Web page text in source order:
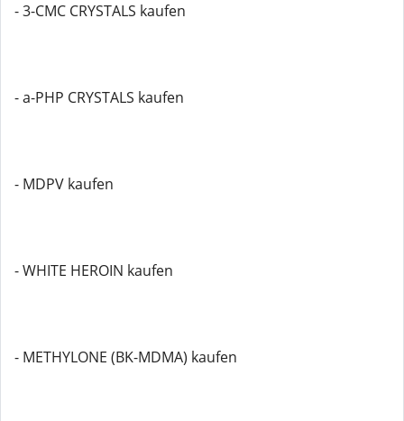
- 3-CMC CRYSTALS kaufen
- a-PHP CRYSTALS kaufen
- MDPV kaufen
- WHITE HEROIN kaufen
- METHYLONE (BK-MDMA) kaufen